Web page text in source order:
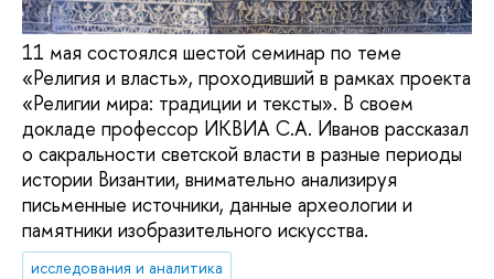
11 мая состоялся шестой семинар по теме
«Религия и власть», проходивший в рамках проекта
«Религии мира: традиции и тексты». В своем
докладе профессор ИКВИА С.А. Иванов рассказал
о сакральности светской власти в разные периоды
истории Византии, внимательно анализируя
письменные источники, данные археологии и
памятники изобразительного искусства.
исследования и аналитика